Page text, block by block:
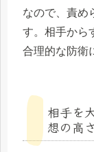
なので、責め
す。相手から
合理的な防衛
相手を
想の高さ